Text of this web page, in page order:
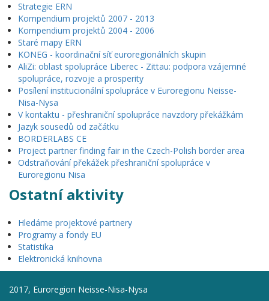
Strategie ERN
Kompendium projektů 2007 - 2013
Kompendium projektů 2004 - 2006
Staré mapy ERN
KONEG - koordinační síť euroregionálních skupin
AliZi: oblast spolupráce Liberec - Zittau: podpora vzájemné
spolupráce, rozvoje a prosperity
Posílení institucionální spolupráce v Euroregionu Neisse-
Nisa-Nysa
V kontaktu - přeshraniční spolupráce navzdory překážkám
Jazyk sousedů od začátku
BORDERLABS CE
Project partner finding fair in the Czech-Polish border area
Odstraňování překážek přeshraniční spolupráce v
Euroregionu Nisa
Ostatní aktivity
Hledáme projektové partnery
Programy a fondy EU
Statistika
Elektronická knihovna
2017, Euroregion Neisse-Nisa-Nysa